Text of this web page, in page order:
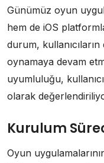
Günümüz oyun
hem de iOS
durum,
oynamaya devam
uyumluluğu,
olarak
Kurulum
Oyun